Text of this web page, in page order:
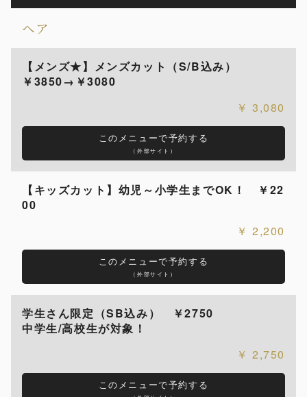
ヘア
【メンズ★】メンズカット（S/B込み）
￥3850→￥3080
3,080
このメニューで予約する
（外部サイト）
【キッズカット】幼児～小学生までOK！ ￥22
00
2,200
このメニューで予約する
（外部サイト）
学生さん限定（SB込み） ￥2750
中学生/高校生が対象！
2,750
このメニューで予約する